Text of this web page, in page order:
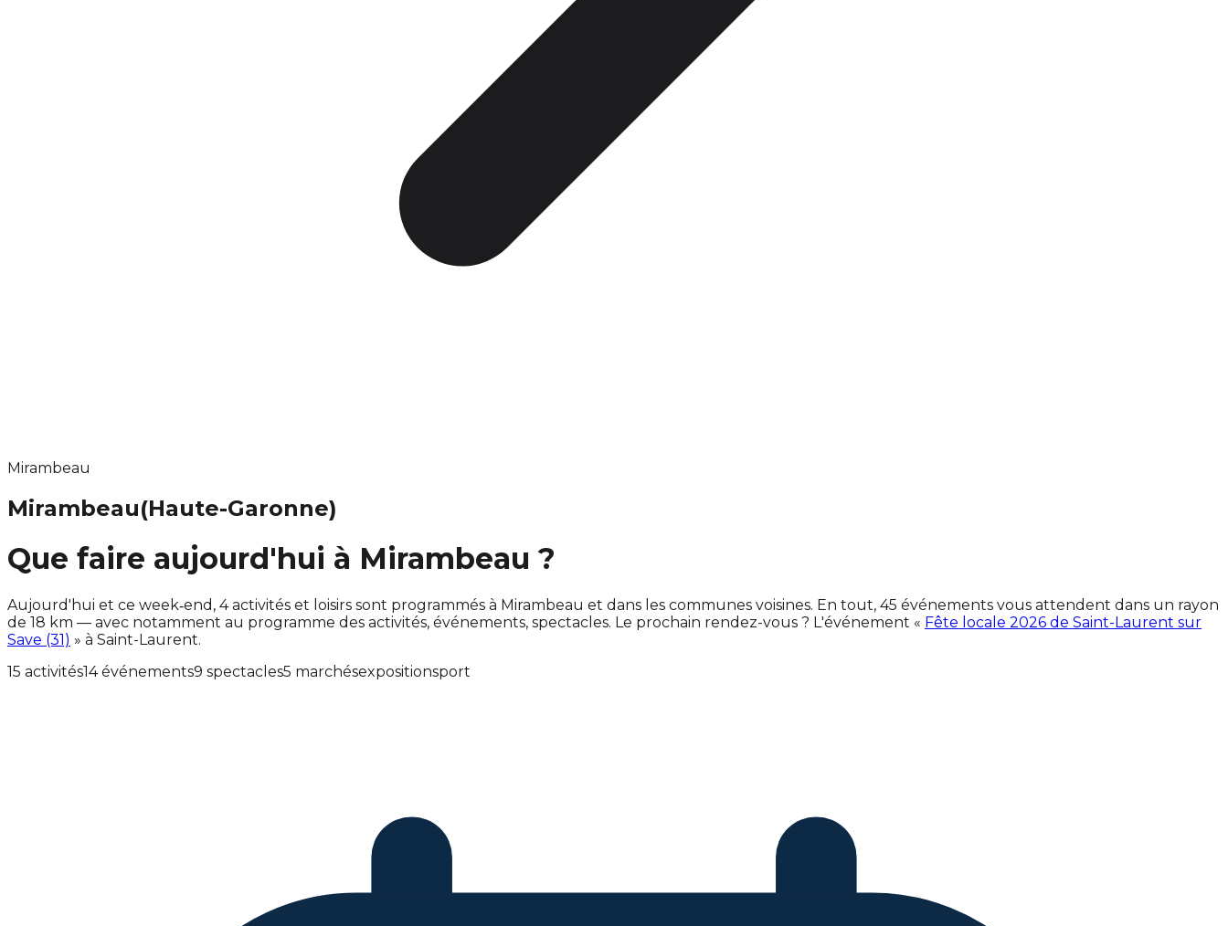
Mirambeau
Mirambeau(Haute-Garonne)
Que faire aujourd'hui à Mirambeau ?
Aujourd'hui et ce week‑end, 4 activités et loisirs sont programmés à Mirambeau et dans les communes voisines. En tout, 45 événements vous attendent dans un rayon
de 18 km — avec notamment au programme des activités, événements, spectacles. Le prochain rendez-vous ? L'événement « Fête locale 2026 de Saint-Laurent sur
Save (31) » à Saint-Laurent.
15 activités14 événements9 spectacles5 marchésexpositionsport